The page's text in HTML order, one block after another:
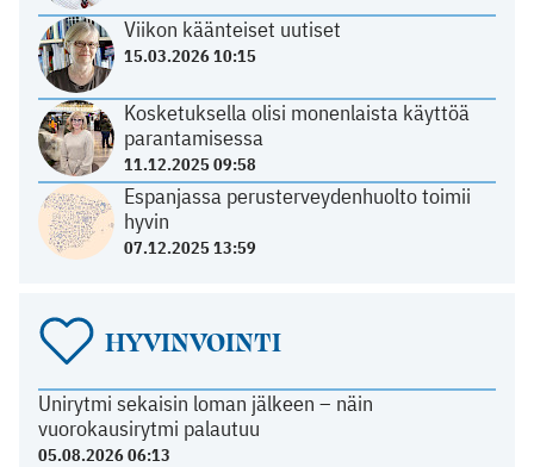
Viikon käänteiset uutiset
15.03.2026 10:15
Kosketuksella olisi monenlaista käyttöä
parantamisessa
11.12.2025 09:58
Espanjassa perusterveydenhuolto toimii
hyvin
07.12.2025 13:59
HYVINVOINTI
Unirytmi sekaisin loman jälkeen – näin
vuorokausirytmi palautuu
05.08.2026 06:13